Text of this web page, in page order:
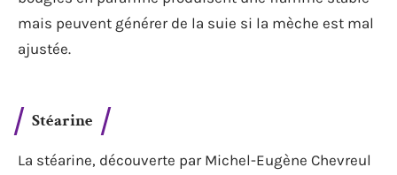
mais peuvent générer de la suie si la mèche est mal
ajustée.
Stéarine
La stéarine, découverte par Michel-Eugène Chevreul